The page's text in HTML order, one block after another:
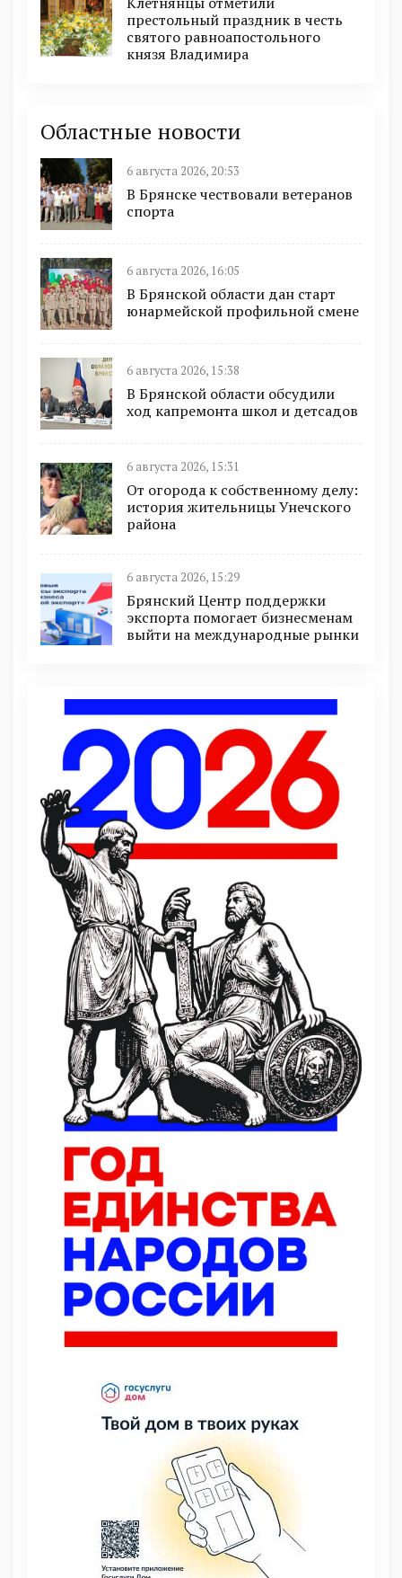
престольный праздник в честь
святого равноапостольного
князя Владимира
Областные новости
6 августа 2026, 20:53
В Брянске чествовали ветеранов
спорта
6 августа 2026, 16:05
В Брянской области дан старт
юнармейской профильной смене
6 августа 2026, 15:38
В Брянской области обсудили
ход капремонта школ и детсадов
6 августа 2026, 15:31
От огорода к собственному делу:
история жительницы Унечского
района
6 августа 2026, 15:29
Брянский Центр поддержки
экспорта помогает бизнесменам
выйти на международные рынки